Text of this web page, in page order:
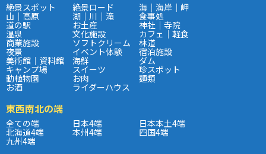
絶景スポット 絶景ロード 海｜海岸｜岬
山｜高原 湖｜川｜滝 食事処
道の駅 お土産 神社｜寺院
温泉 文化施設 カフェ｜軽食
商業施設 ソフトクリーム 林道
夜景 イベント体験 宿泊施設
美術館｜資料館 海鮮 ダム
キャンプ場 スイーツ 珍スポット
動植物園 お肉 麺類
お酒 ライダーハウス
東西南北の端
全ての端 日本4端 日本本土4端
北海道4端 本州4端 四国4端
九州4端